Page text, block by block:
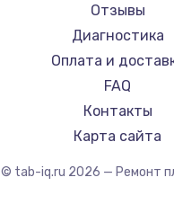
1450 руб.
Заказать
Замена шим-
3900 руб.
Заказать
Aquarius
Philips
Dell
HP
Getac
ZTE
Отзывы
Диагностика
Оплата и
FAQ
Контакты
Карта сайта
© tab-iq.ru 2026 — Ремонт